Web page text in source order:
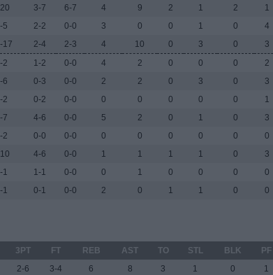
3-7 6-7 4 9 2 1 2
1
5 2-2 0-0 3 0 0 1 0
4
17 2-4 2-3 4 10 0 3 0
3
2 1-2 0-0 4 2 0 0 0
2
6 0-3 0-0 2 2 0 3 0
3
2 0-2 0-0 0 0 0 0 0
1
7 4-6 0-0 5 2 0 1 0
3
2 0-0 0-0 0 0 0 0 0
0
4-6 0-0 1 1 1 1 0
3
1 1-1 0-0 0 1 0 0 0
0
1 0-1 0-0 2 0 1 1 0 0
3PT FT REB AST TO STL BLK
PF
2-6 3-4 6 8 3 1 0 1